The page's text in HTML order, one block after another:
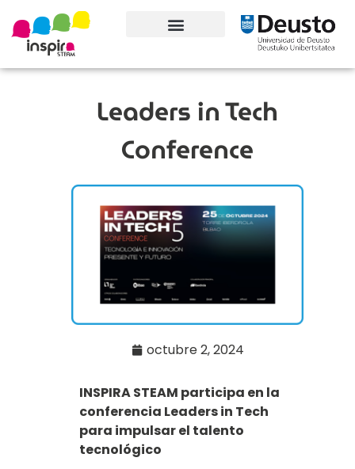
Leaders in Tech
Conference
octubre 2, 2024
INSPIRA STEAM participa en la
conferencia Leaders in Tech
para impulsar el talento
tecnológico